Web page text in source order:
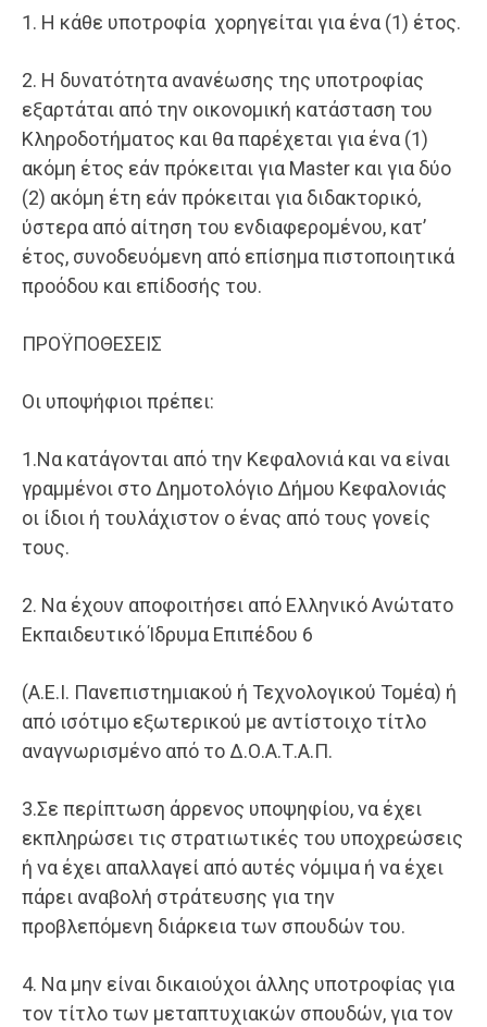
1. Η κάθε υποτροφία χορηγείται για ένα (1) έτος.
2. H δυνατότητα ανανέωσης της υποτροφίας
εξαρτάται από την οικονομική κατάσταση του
Κληροδοτήματος και θα παρέχεται για ένα (1)
ακόμη έτος εάν πρόκειται για Master και για δύο
(2) ακόμη έτη εάν πρόκειται για διδακτορικό,
ύστερα από αίτηση του ενδιαφερομένου, κατ’
έτος, συνοδευόμενη από επίσημα πιστοποιητικά
προόδου και επίδοσής του.
ΠΡΟΫΠΟΘΕΣΕΙΣ
Οι υποψήφιοι πρέπει:
1.Να κατάγονται από την Κεφαλονιά και να είναι
γραμμένοι στο Δημοτολόγιο Δήμου Κεφαλονιάς
οι ίδιοι ή τουλάχιστον ο ένας από τους γονείς
τους.
2. Να έχουν αποφοιτήσει από Ελληνικό Ανώτατο
Εκπαιδευτικό Ίδρυμα Επιπέδου 6
(Α.Ε.Ι. Πανεπιστημιακού ή Τεχνολογικού Τομέα) ή
από ισότιμο εξωτερικού με αντίστοιχο τίτλο
αναγνωρισμένο από το Δ.Ο.Α.Τ.Α.Π.
3.Σε περίπτωση άρρενος υποψηφίου, να έχει
εκπληρώσει τις στρατιωτικές του υποχρεώσεις
ή να έχει απαλλαγεί από αυτές νόμιμα ή να έχει
πάρει αναβολή στράτευσης για την
προβλεπόμενη διάρκεια των σπουδών του.
4. Να μην είναι δικαιούχοι άλλης υποτροφίας για
τον τίτλο των μεταπτυχιακών σπουδών, για τον